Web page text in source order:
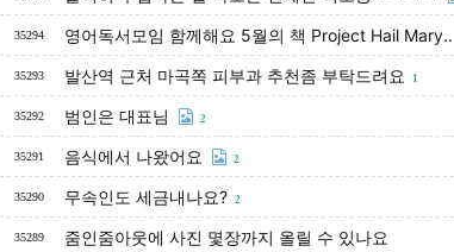
35294 영어독서모임 함께해요 5월의 책 Project Hail Mary..
35293 발산역 근처 마곡쪽 피부과 추천좀 부탁드려요 1
35292 범인은 대표님 2
35291 음식에서 나왔어요 2
35290 무속인도 세금내나요? 2
35289 줌인줌아웃에 사진 몇장까지 올릴 수 있나요